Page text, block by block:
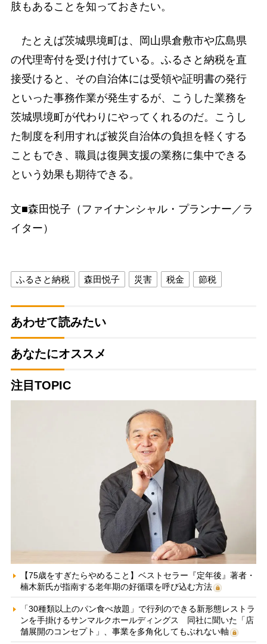
肢もあることを知っておきたい。
たとえば茨城県境町は、岡山県倉敷市や広島県
の代理寄付を受け付けている。ふるさと納税を直
接受けると、その自治体には受領や証明書の発行
といった事務作業が発生するが、こうした業務を
茨城県境町が代わりにやってくれるのだ。こうし
た制度を利用すれば被災自治体の負担を軽くする
こともでき、職員は復興支援の業務に集中できる
という効果も期待できる。
文■森田悦子（ファイナンシャル・プランナー／ラ
イター）
ふるさと納税 森田悦子 災害 税金 節税
あわせて読みたい
あなたにオススメ
注目TOPIC
【75歳をすぎたらやめること】ベストセラー『定年後』著者・
楠木新氏が指南する老年期の好循環を呼び込む方法
「30種類以上のパン食べ放題」で行列のできる新形態レストラ
ンを手掛けるサンマルクホールディングス 同社に聞いた「店
舗展開のコンセプト」、事業を多角化してもぶれない軸